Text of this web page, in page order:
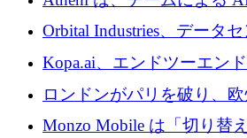
1億ユーロを突破
用を支援するために 35 万
Orbital Industries、データ
トラクチャ システムの拡
確保
Kopa.ai、エンドツーエン
用の AI エージェントを構
万ユーロを調達
ロンドンがパリを破り、
の座を奪還
Monzo Mobile は「切り替